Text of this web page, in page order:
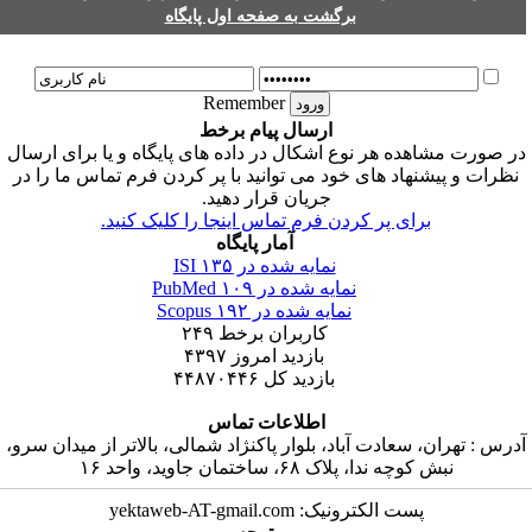
برگشت به صفحه اول پایگاه
Remember
ارسال پیام برخط
صورت مشاهده هر نوع اشکال در داده های پایگاه و یا برای ارسال
نظرات و پیشنهاد های خود می توانید با پر کردن فرم تماس ما را در
جریان قرار دهید.
برای پر کردن فرم تماس اینجا را کلیک کنید.
آمار پایگاه
نمایه شده در ISI۱۳۵
نمایه شده در PubMed۱۰۹
نمایه شده در Scopus۱۹۲
کاربران برخط۲۴۹
بازدید امروز۴۳۹۷
بازدید کل ۴۴۸۷۰۴۴۶
اطلاعات تماس
: تهران، سعادت آباد، بلوار پاکنژاد شمالی، بالاتر از میدان سرو،
نبش کوچه ندا، پلاک ۶۸، ساختمان جاوید، واحد ۱۶
پست الکترونیک: yektaweb-AT-gmail.com